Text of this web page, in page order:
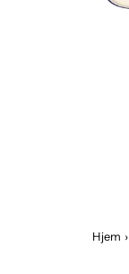
Hjem ›